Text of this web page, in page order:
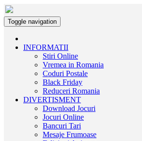
Toggle navigation
INFORMATII
Stiri Online
Vremea in Romania
Coduri Postale
Black Friday
Reduceri Romania
DIVERTISMENT
Download Jocuri
Jocuri Online
Bancuri Tari
Mesaje Frumoase